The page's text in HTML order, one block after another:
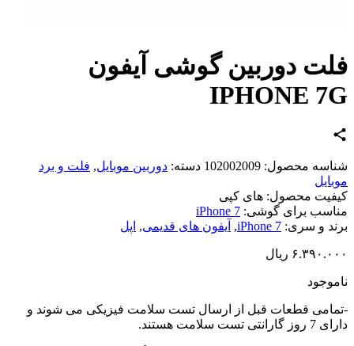
دوربین گوشی آیفون
IPHONE
محصول:102002009 دسته:دوربین موبایل,فلت و برد
محصول: های کپی
برای گوشی: iPhone 7
و سری: iPhone 7
,آیفون های قدیمی,اپل
ریال
قطعات قبل از ارسال تست سلامت فیزیکی می شوند و
تست سلامت هستند.